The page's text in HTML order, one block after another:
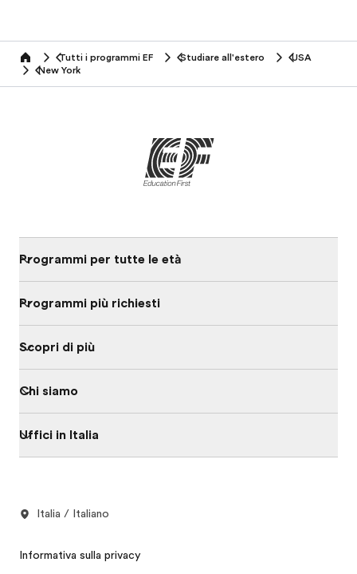
home Tutti i programmi EF Studiare all'estero
USA
New York
Programmi per tutte le età
Programmi più richiesti
Scopri di più
Chi siamo
Uffici in Italia
Italia / Italiano
Informativa sulla privacy